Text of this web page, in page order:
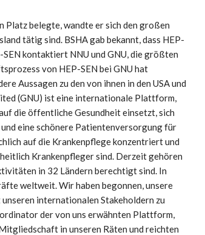
Platz belegte, wandte er sich den großen
tätig sind. BSHA gab bekannt, dass HEP-
SEN kontaktiert NNU und GNU, die größten
von HEP-SEN bei GNU hat
Aussagen zu den von ihnen in den USA und
(GNU) ist eine internationale Plattform,
die öffentliche Gesundheit einsetzt, sich
eine schönere Patientenversorgung für
auf die Krankenpflege konzentriert und
Krankenpfleger sind. Derzeit gehören
in 32 Ländern berechtigt sind. In
weltweit. Wir haben begonnen, unsere
internationalen Stakeholdern zu
der von uns erwähnten Plattform,
in unseren Räten und reichten